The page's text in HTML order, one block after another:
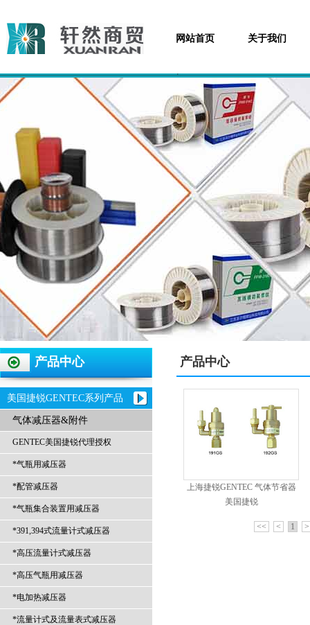
网站首页 关于我们
产品中心
美国捷锐GENTEC系列产品
气体减压器&附件
GENTEC美国捷锐代理授权
*气瓶用减压器
*配管减压器
*气瓶集合装置用减压器
*391,394式流量计式减压器
*高压流量计式减压器
*高压气瓶用减压器
*电加热减压器
*流量计式及流量表式减压器
产品中心
上海捷锐GENTEC 气体节省器
美国捷锐
<< < 1 >